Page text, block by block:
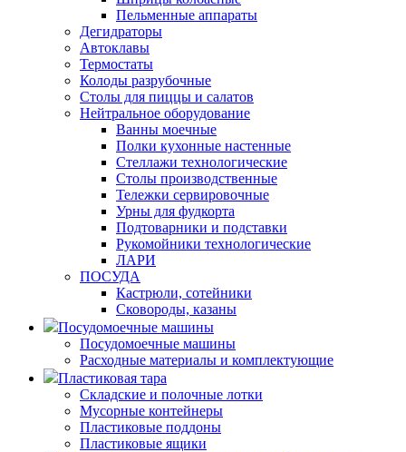
Пельменные аппараты
Дегидраторы
Автоклавы
Термостаты
Колоды разрубочные
Столы для пиццы и салатов
Нейтральное оборудование
Ванны моечные
Полки кухонные настенные
Стеллажи технологические
Столы производственные
Тележки сервировочные
Урны для фудкорта
Подтоварники и подставки
Рукомойники технологические
ЛАРИ
ПОСУДА
Кастрюли, сотейники
Сковороды, казаны
Посудомоечные машины
Посудомоечные машины
Расходные материалы и комплектующие
Пластиковая тара
Складские и полочные лотки
Мусорные контейнеры
Пластиковые поддоны
Пластиковые ящики